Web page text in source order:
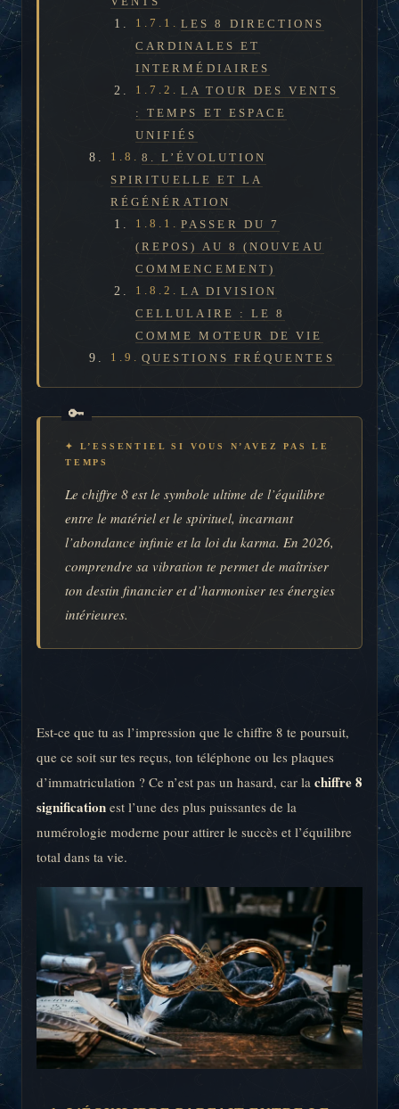
LES 8 DIRECTIONS
CARDINALES ET
INTERMÉDIAIRES
LA TOUR DES VENTS
: TEMPS ET ESPACE
UNIFIÉS
8. L’ÉVOLUTION
SPIRITUELLE ET LA
RÉGÉNÉRATION
PASSER DU 7
(REPOS) AU 8 (NOUVEAU
COMMENCEMENT)
LA DIVISION
CELLULAIRE : LE 8
COMME MOTEUR DE VIE
QUESTIONS FRÉQUENTES
✦ L’ESSENTIEL SI VOUS N’AVEZ PAS LE
TEMPS
Le chiffre 8 est le symbole ultime de l’équilibre
entre le matériel et le spirituel, incarnant
l’abondance infinie et la loi du karma. En 2026,
comprendre sa vibration te permet de maîtriser
ton destin financier et d’harmoniser tes énergies
intérieures.
Est-ce que tu as l’impression que le chiffre 8 te poursuit,
que ce soit sur tes reçus, ton téléphone ou les plaques
d’immatriculation ? Ce n’est pas un hasard, car la chiffre 8
signification est l’une des plus puissantes de la
numérologie moderne pour attirer le succès et l’équilibre
total dans ta vie.